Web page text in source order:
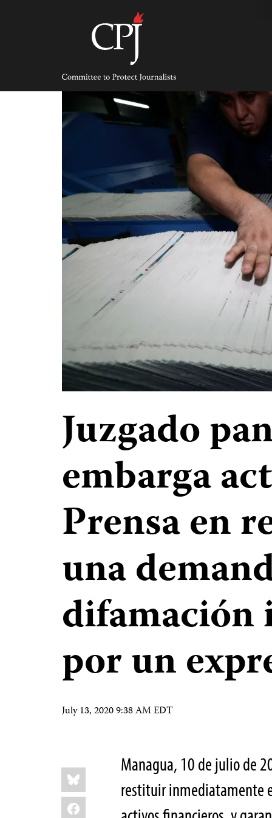
Committee
Protect
Journalists
Juzgado
embarga
Prensa en
una
difamación
por un
July 13, 2020 9:38 AM EDT
Share
this:
Bluesky
Facebook
Managua, 10 de julio de
restituir inmediatamente